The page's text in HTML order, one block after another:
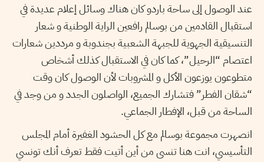
عند الوصول إلى ساحة باردو كان هناك وسائل إعلام عديدة في
استقبال القادمين من بوسالم رافعين الراية الوطنية و شعار
التنسيقية الجهوية للجبهة الشعبية بجندوبة و مرددين شعارات
اعتصام “الرحيل”، كما كان في الاستقبال كذلك أشخاص
متطوعون يوزعون الأكل و المشروبات لأن الوصول كان وقت
“شقان الفطر” فتشارك الجميع، الواصلون الجدد و من وجد في
الساحة من قبل، الإفطار الجماعي.
انصهرت مجموعة بوسالم مع كل الحشود الغفيرة أمام المجلس
التأسيسي، انت هنا تنسى من أين أتيت فقط تعرف أنك تونسي